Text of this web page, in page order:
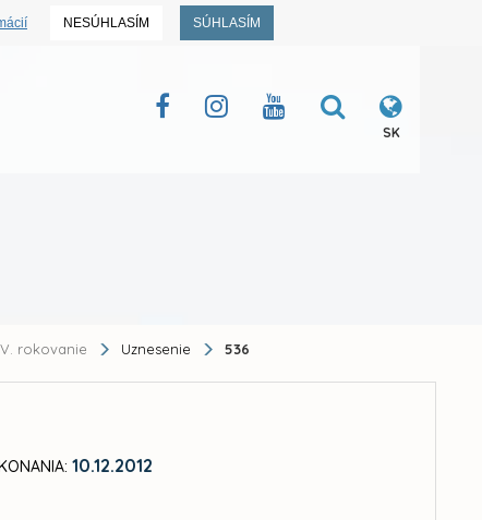
NESÚHLASÍM SÚHLASÍM
SK
rokovanie Uznesenie 536
10.12.2012